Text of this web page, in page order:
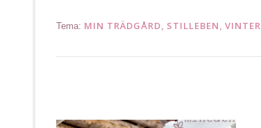
Tema: MIN TRÄDGÅRD, STILLEBEN , VINTER